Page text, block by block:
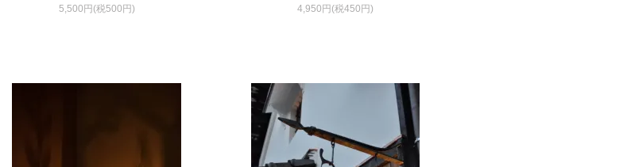
5,500円(税500円) 4,950円(税450円)